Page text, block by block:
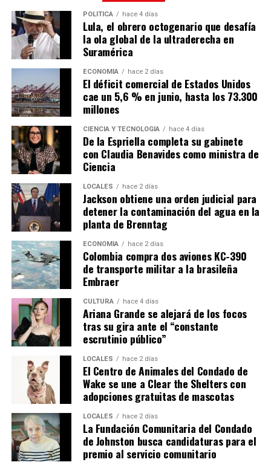
POLÍTICA hace 4 días
Lula, el obrero octogenario que desafía
la ola global de la ultraderecha en
Suramérica
ECONOMÍA hace 2 días
El déficit comercial de Estados Unidos
cae un 5,6 % en junio, hasta los 73.300
millones
CIENCIA Y TECNOLOGÍA hace 4 días
De la Espriella completa su gabinete
con Claudia Benavides como ministra de
Ciencia
LOCALES hace 2 días
Jackson obtiene una orden judicial para
detener la contaminación del agua en la
planta de Brenntag
ECONOMÍA hace 2 días
Colombia compra dos aviones KC-390
de transporte militar a la brasileña
Embraer
CULTURA hace 4 días
Ariana Grande se alejará de los focos
tras su gira ante el “constante
escrutinio público”
LOCALES hace 2 días
El Centro de Animales del Condado de
Wake se une a Clear the Shelters con
adopciones gratuitas de mascotas
LOCALES hace 2 días
La Fundación Comunitaria del Condado
de Johnston busca candidaturas para el
premio al servicio comunitario